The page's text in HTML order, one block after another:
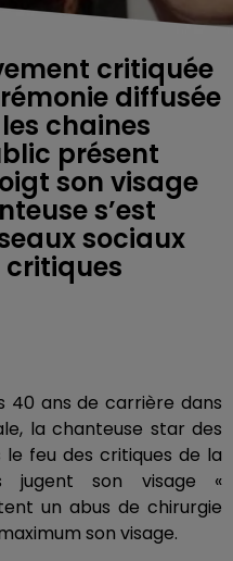
critiquée
diffusée
chaines
présent
son visage
s’est
sociaux
critiques
40 ans de carrière dans
la chanteuse star des
feu des critiques de la
jugent son visage «
un abus de chirurgie
son visage.